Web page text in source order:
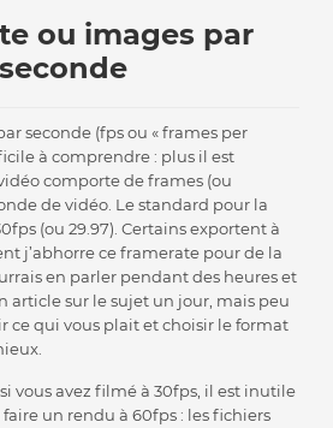
ou images par
seconde
seconde (fps ou « frames per
à comprendre : plus il est
comporte de frames (ou
de vidéo. Le standard pour la
(ou 29.97). Certains exportent à
j’abhorre ce framerate pour de la
en parler pendant des heures et
article sur le sujet un jour, mais peu
ce qui vous plait et choisir le format
vous avez filmé à 30fps, il est inutile
un rendu à 60fps : les fichiers